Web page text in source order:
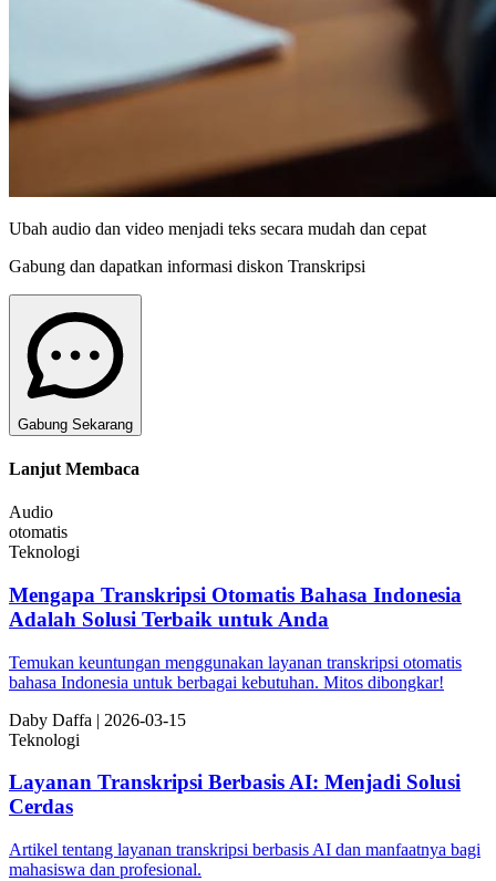
Ubah audio dan video menjadi teks secara mudah dan cepat
Gabung dan dapatkan informasi diskon Transkripsi
Gabung Sekarang
Lanjut Membaca
Audio
otomatis
Teknologi
Mengapa Transkripsi Otomatis Bahasa Indonesia
Adalah Solusi Terbaik untuk Anda
Temukan keuntungan menggunakan layanan transkripsi otomatis
bahasa Indonesia untuk berbagai kebutuhan. Mitos dibongkar!
Daby Daffa | 2026-03-15
Teknologi
Layanan Transkripsi Berbasis AI: Menjadi Solusi
Cerdas
Artikel tentang layanan transkripsi berbasis AI dan manfaatnya bagi
mahasiswa dan profesional.